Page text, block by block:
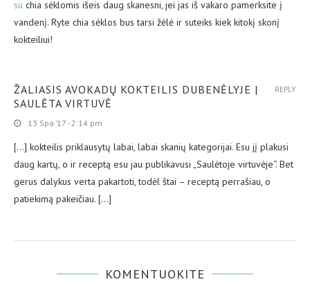
su chia sėklomis išeis daug skanesni, jei jas iš vakaro pamerksite į
vandenį. Ryte chia sėklos bus tarsi žėlė ir suteiks kiek kitokį skonį
kokteiliui!
ŽALIASIS AVOKADŲ KOKTEILIS DUBENĖLYJE |
SAULĖTA VIRTUVĖ
13 Spa ’17 - 2:14 pm
[…] kokteilis priklausytų labai, labai skanių kategorijai. Esu jį plakusi
daug kartų, o ir receptą esu jau publikavusi „Saulėtoje virtuvėje“. Bet
gerus dalykus verta pakartoti, todėl štai – receptą perrašiau, o
patiekimą pakeičiau. […]
REPLY
KOMENTUOKITE